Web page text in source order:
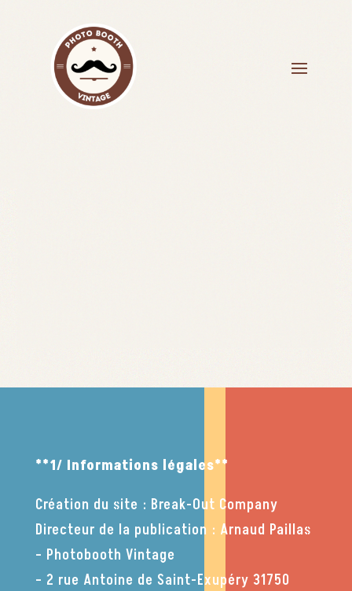
**1/ Informations légales**
Création du site : Break-Out Company
Directeur de la publication : Arnaud Paillas
– Photobooth Vintage
– 2 rue Antoine de Saint-Exupéry 31750